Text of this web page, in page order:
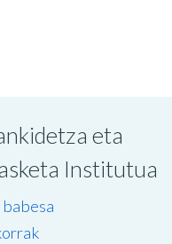
eta
Institutua